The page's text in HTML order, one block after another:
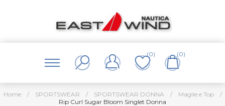
(0) (0)
Home / SPORTSWEAR / SPORTSWEAR DONNA / Maglie e Top
/
Rip Curl Sugar Bloom Singlet Donna